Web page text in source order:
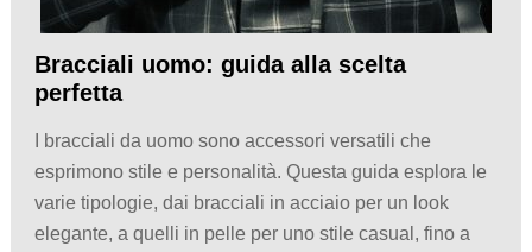
Bracciali uomo: guida alla scelta
perfetta
I bracciali da uomo sono accessori versatili che
esprimono stile e personalità. Questa guida esplora le
varie tipologie, dai bracciali in acciaio per un look
elegante, a quelli in pelle per uno stile casual, fino a